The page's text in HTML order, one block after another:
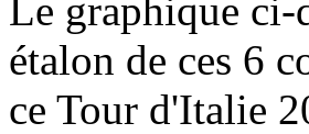
Le graphique ci-
étalon de ces 6
ce Tour d'Italie